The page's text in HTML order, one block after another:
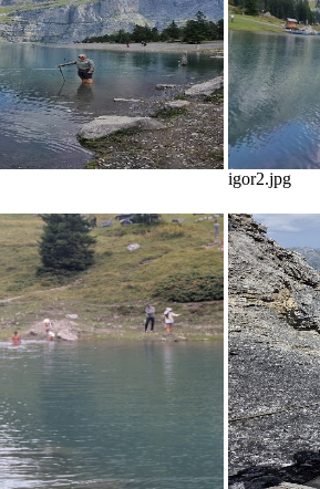
igor2.jpg